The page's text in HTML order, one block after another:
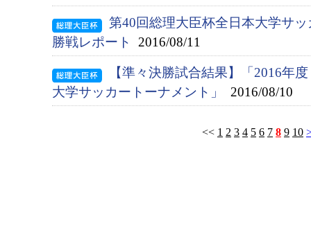
第40回総理大臣杯全日本大学サ
勝戦レポート
2016/08/11
【準々決勝試合結果】「2016年
大学サッカートーナメント」
2016/08/10
<< 1 2 3 4 5 6 7 8 9 10